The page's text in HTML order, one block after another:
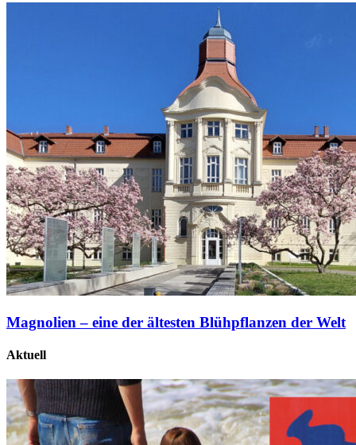
Magnolien – eine der ältesten Blühpflanzen der Welt
Aktuell